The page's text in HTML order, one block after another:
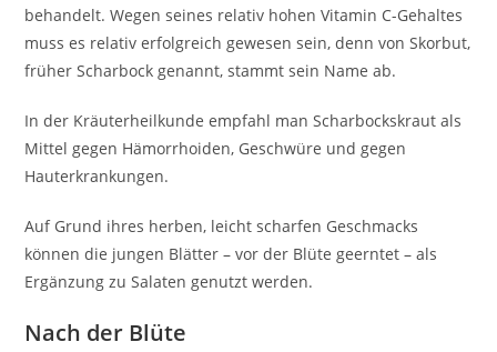
behandelt. Wegen seines relativ hohen Vitamin C-Gehaltes
muss es relativ erfolgreich gewesen sein, denn von Skorbut,
früher Scharbock genannt, stammt sein Name ab.
In der Kräuterheilkunde empfahl man Scharbockskraut als
Mittel gegen Hämorrhoiden, Geschwüre und gegen
Hauterkrankungen.
Auf Grund ihres herben, leicht scharfen Geschmacks
können die jungen Blätter – vor der Blüte geerntet – als
Ergänzung zu Salaten genutzt werden.
Nach der Blüte